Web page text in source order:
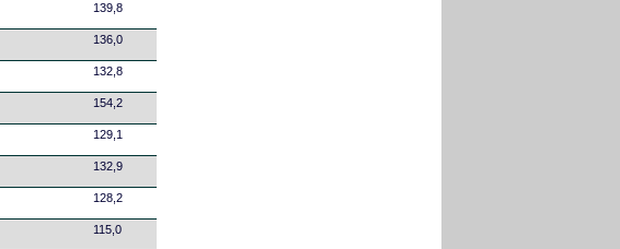
139,8
136,0
132,8
154,2
129,1
132,9
128,2
115,0